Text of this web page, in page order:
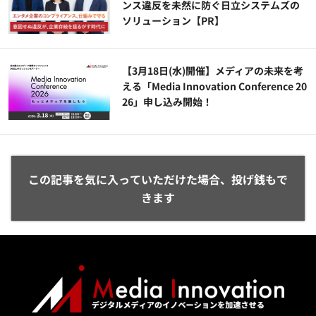
ンス違反を未然に防ぐ日立システムズの
ソリューション​【PR】
【3月18日(水)開催】メディアの未来を考
える「Media Innovation Conference 20
26」申し込み開始！
この記事を気に入っていただけた場合、投げ銭もで
きます